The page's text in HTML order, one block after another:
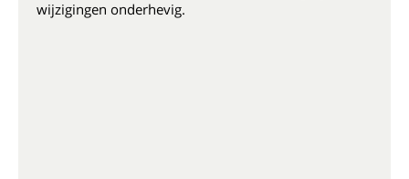
wijzigingen onderhevig.